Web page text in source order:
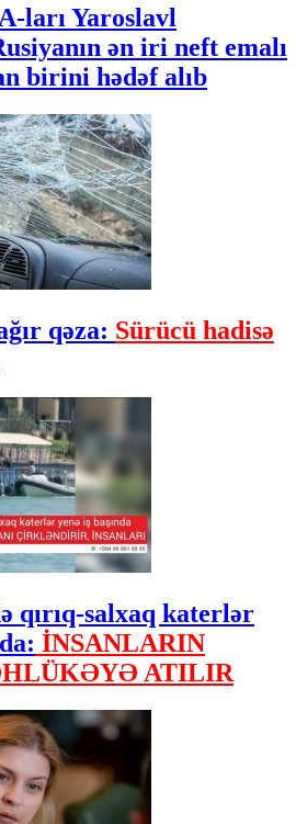
ları Yaroslavl
ən iri neft emalı
birini hədəf alıb
qəza: Sürücü hadisə
qırıq-salxaq katerlər
İNSANLARIN
ATILIR